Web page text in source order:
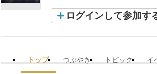
ログインして参加す
トップ つぶやき トピック イ